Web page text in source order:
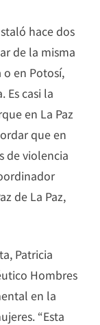
hace dos
de la misma
en Potosí,
Es casi la
en La Paz
que en
de violencia
de La Paz,
Patricia
Hombres
en la
“Esta